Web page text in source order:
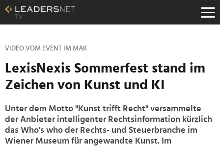
Zum
Inhalt
Zur
Navigation
Hauptnavigation
VIDEO VOM EVENT IM MAK
LexisNexis Sommerfest stand im
Zeichen von Kunst und KI
Unter dem Motto "Kunst trifft Recht" versammelte
der Anbieter intelligenter Rechtsinformation kürzlich
das Who's who der Rechts- und Steuerbranche im
Wiener Museum für angewandte Kunst. Im